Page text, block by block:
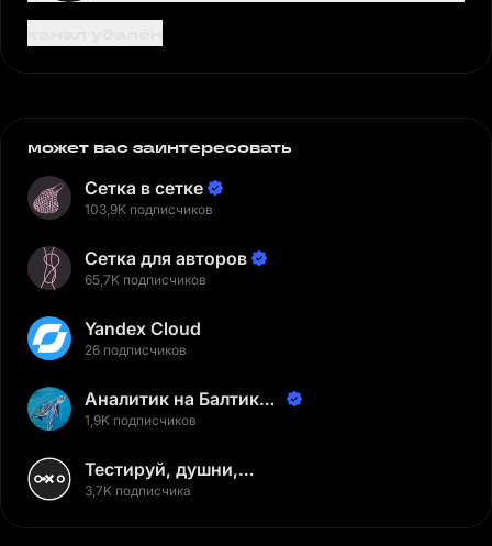
может вас заинтересовать
Сетка в сетке
103,9K подписчиков
Сетка для авторов
65,7K подписчиков
Yandex Cloud
26 подписчиков
Аналитик на Балтике |
Неверов Станислав
1,9K подписчиков
Тестируй, душни,
наслаждайся
3,7K подписчика